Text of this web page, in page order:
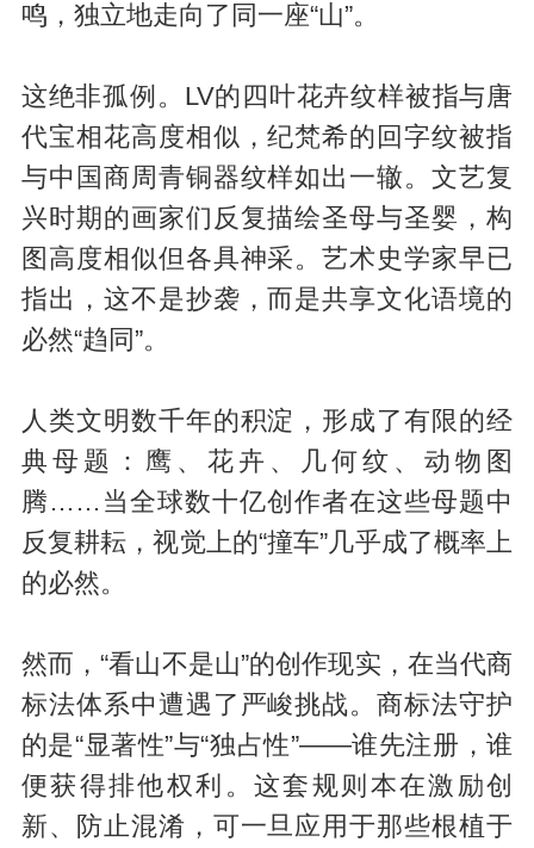
鸣，独立地走向了同一座“山”。
这绝非孤例。LV的四叶花卉纹样被指与唐
代宝相花高度相似，纪梵希的回字纹被指
与中国商周青铜器纹样如出一辙。文艺复
兴时期的画家们反复描绘圣母与圣婴，构
图高度相似但各具神采。艺术史学家早已
指出，这不是抄袭，而是共享文化语境的
必然“趋同”。
人类文明数千年的积淀，形成了有限的经
典母题：鹰、花卉、几何纹、动物图
腾……当全球数十亿创作者在这些母题中
反复耕耘，视觉上的“撞车”几乎成了概率上
的必然。
然而，“看山不是山”的创作现实，在当代商
标法体系中遭遇了严峻挑战。商标法守护
的是“显著性”与“独占性”——谁先注册，谁
便获得排他权利。这套规则本在激励创
新、防止混淆，可一旦应用于那些根植于